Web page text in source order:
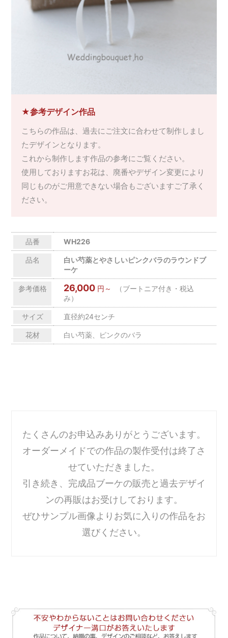
★参考デザイン作品
こちらの作品は、過去にご注文に合わせて制作しまし
たデザインとなります。
これから制作します作品の参考にご覧ください。
使用しておりますお花は、廃番やデザイン変更により
同じものがご用意できない場合もございますご了承く
ださい。
品番 WH226
品名
白い芍薬とやさしいピンクバラのラウンドブ
ーケ
参考価格 26,000 円～
（ブートニア付き・税込
み）
サイズ 直径約24センチ
花材 白い芍薬、ピンクのバラ
たくさんのお申込みありがとうございます。
オーダーメイドでの作品の製作受付は終了さ
せていただきました。
引き続き、完成品ブーケの販売と過去デザイ
ンの再販はお受けしております。
ぜひサンプル画像よりお気に入りの作品をお
選びください。